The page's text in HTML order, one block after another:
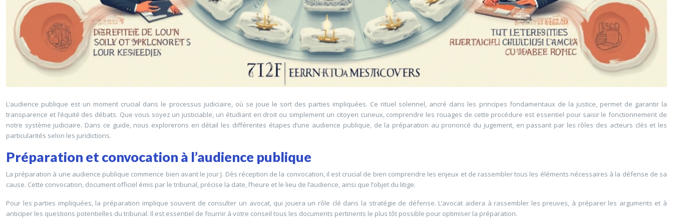
L’audience publique est un moment crucial dans le processus judiciaire, où se joue le sort des parties impliquées. Ce rituel solennel, ancré dans les principes fondamentaux de la justice, permet de garantir la
transparence et l’équité des débats. Que vous soyez un justiciable, un étudiant en droit ou simplement un citoyen curieux, comprendre les rouages de cette procédure est essentiel pour saisir le fonctionnement de
notre système judiciaire. Dans ce guide, nous explorerons en détail les différentes étapes d’une audience publique, de la préparation au prononcé du jugement, en passant par les rôles des acteurs clés et les
particularités selon les juridictions.
Préparation et convocation à l’audience publique
La préparation à une audience publique commence bien avant le jour J. Dès réception de la convocation, il est crucial de bien comprendre les enjeux et de rassembler tous les éléments nécessaires à la défense de sa
cause. Cette convocation, document officiel émis par le tribunal, précise la date, l’heure et le lieu de l’audience, ainsi que l’objet du litige.
Pour les parties impliquées, la préparation implique souvent de consulter un avocat, qui jouera un rôle clé dans la stratégie de défense. L’avocat aidera à rassembler les preuves, à préparer les arguments et à
anticiper les questions potentielles du tribunal. Il est essentiel de fournir à votre conseil tous les documents pertinents le plus tôt possible pour optimiser la préparation.